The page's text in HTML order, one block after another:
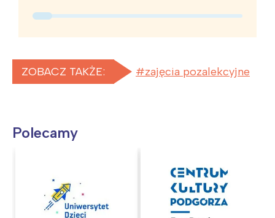
ZOBACZ TAKŻE: zajęcia pozalekcyjne
Polecamy